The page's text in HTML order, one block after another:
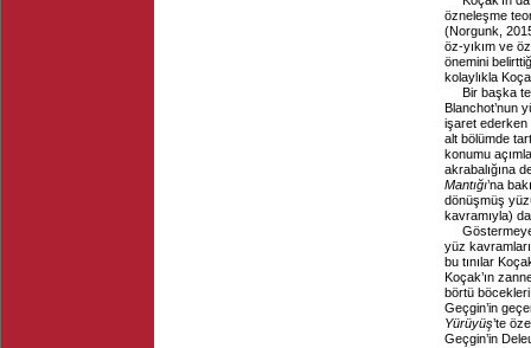
özneleşme
(Norgunk,
öz-yıkım ve
önemini
kolaylıkla
Bir başka
Blanchot’nun
işaret ederken
alt bölümde
konumu
akrabalığına
Mantığı’na
dönüşmüş
kavramıyla)
yüz
bu tınılar
Koçak’ın
börtü böcekleri
Geçgin’in
Yürüyüş’te
Geçgin’in